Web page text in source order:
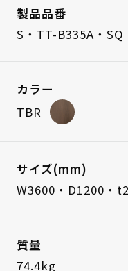
製品品番
S・TT-B335A・SQ
カラー
TBR
サイズ(mm)
W3600・D1200・
質量
74.4kg